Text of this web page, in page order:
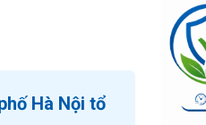
Hà Nội tổ